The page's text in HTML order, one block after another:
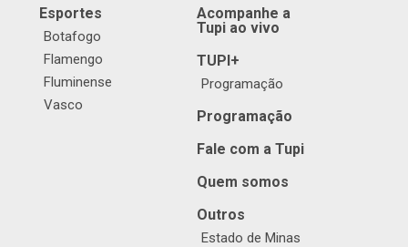
Esportes
Botafogo
Flamengo
Fluminense
Vasco
Acompanhe a
Tupi ao vivo
TUPI+
Programação
Programação
Fale com a Tupi
Quem somos
Outros
Estado de Minas